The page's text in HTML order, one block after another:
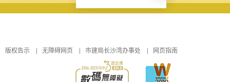
版权告示 无障碍网页 市建局长沙湾办事处 网页指南